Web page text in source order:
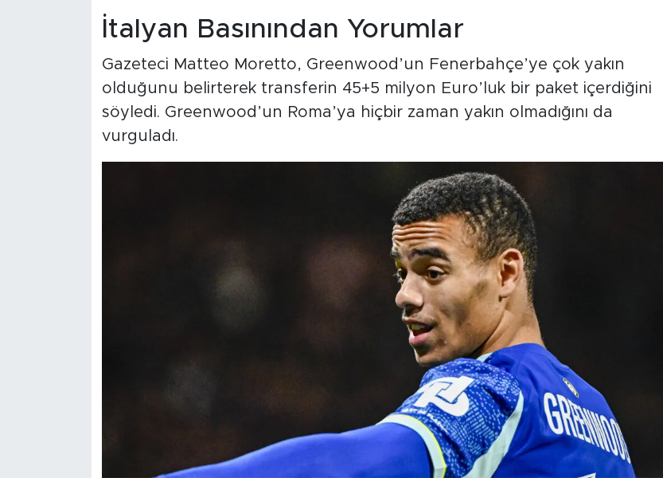
İtalyan Basınından Yorumlar
Gazeteci Matteo Moretto, Greenwood’un Fenerbahçe’ye çok yakın
olduğunu belirterek transferin 45+5 milyon Euro’luk bir paket içerdiğini
söyledi. Greenwood’un Roma’ya hiçbir zaman yakın olmadığını da
vurguladı.